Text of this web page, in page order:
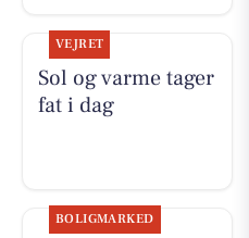
VEJRET
Sol og varme tager
fat i dag
BOLIGMARKED